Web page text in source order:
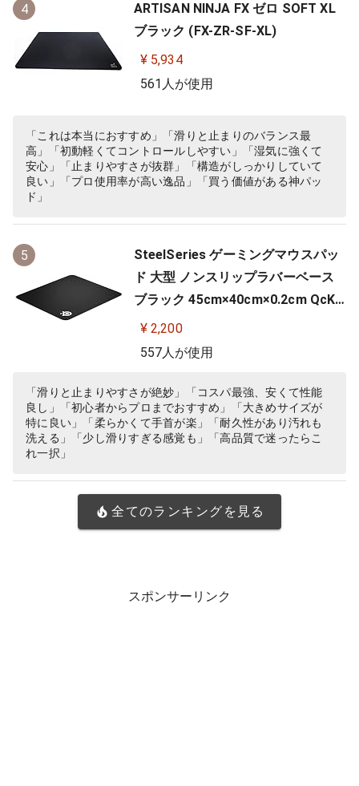
4
ARTISAN NINJA FX ゼロ SOFT XL
ブラック (FX-ZR-SF-XL)
¥ 5,934
561人が使用
「これは本当におすすめ」「滑りと止まりのバランス最
高」「初動軽くてコントロールしやすい」「湿気に強くて
安心」「止まりやすさが抜群」「構造がしっかりしていて
良い」「プロ使用率が高い逸品」「買う価値がある神パッ
ド」
5
SteelSeries ゲーミングマウスパッ
ド 大型 ノンスリップラバーベース
ブラック 45cm×40cm×0.2cm QcK
+ 63003
¥ 2,200
557人が使用
「滑りと止まりやすさが絶妙」「コスパ最強、安くて性能
良し」「初心者からプロまでおすすめ」「大きめサイズが
特に良い」「柔らかくて手首が楽」「耐久性があり汚れも
洗える」「少し滑りすぎる感覚も」「高品質で迷ったらこ
れ一択」
全てのランキングを見る
スポンサーリンク